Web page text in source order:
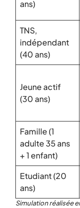
ans)
TNS,
indépendant
(40 ans)
Jeune actif
(30 ans)
Famille (1
adulte 35 ans
+ 1 enfant)
Etudiant (20
ans)
Simulation réalisée